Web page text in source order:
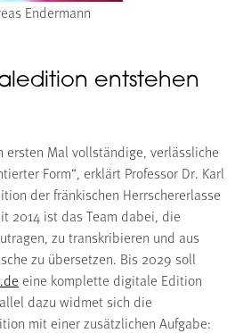
Endermann
entstehen
ersten Mal vollständige, verlässliche
Form“, erklärt Professor Dr. Karl
der fränkischen Herrschererlasse
2014 ist das Team dabei, die
zu transkribieren und aus
zu übersetzen. Bis 2029 soll
eine komplette digitale Edition
dazu widmet sich die
mit einer zusätzlichen Aufgabe: